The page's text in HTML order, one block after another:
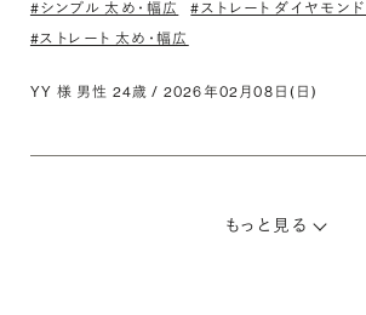
#シンプル 太め・幅広
#ストレート ダイヤモンド
#ストレート 太め・幅広
YY 様 男性 24歳 / 2026年02月08日(日)
もっと見る